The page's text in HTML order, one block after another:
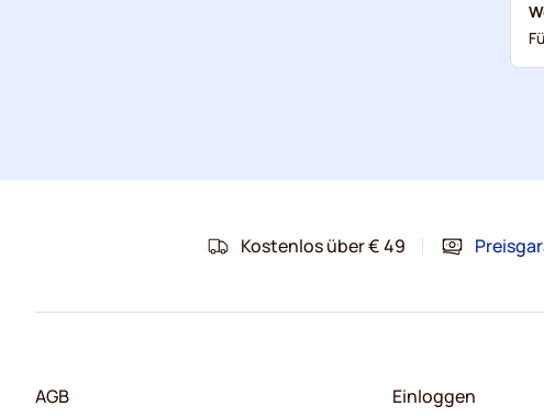
Kostenlos über € 49
AGB Einloggen